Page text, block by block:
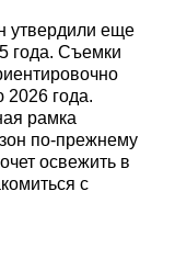
утвердили еще
года. Съемки
2026 года.
рамка
по-прежнему
освежить в
с